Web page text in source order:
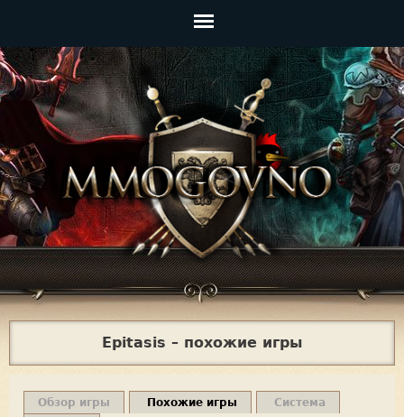
Главное
меню
Jump to navigation
Epitasis – похожие игры
Обзор игры Похожие игры
Система